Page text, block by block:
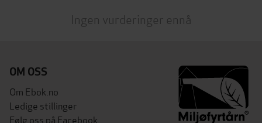
Ingen vurderinger ennå
OM OSS
Om Ebok.no
Ledige stillinger
Følg oss på Facebook